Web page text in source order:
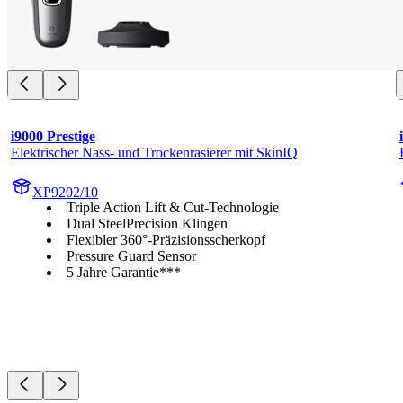
i9000 Prestige
Elektrischer Nass- und Trockenrasierer mit SkinIQ
XP9202/10
Triple Action Lift & Cut-Technologie
Dual SteelPrecision Klingen
Flexibler 360°-Präzisionsscherkopf
Pressure Guard Sensor
5 Jahre Garantie***